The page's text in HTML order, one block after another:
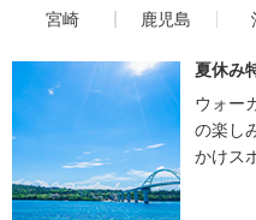
宮崎
鹿児島
夏休み
ウォー
の楽し
かけス